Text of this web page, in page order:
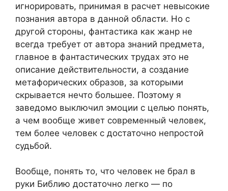
игнорировать, принимая в расчет невысокие
познания автора в данной области. Но с
другой стороны, фантастика как жанр не
всегда требует от автора знаний предмета,
главное в фантастических трудах это не
описание действительности, а создание
метафорических образов, за которыми
скрывается нечто большее. Поэтому я
заведомо выключил эмоции с целью понять,
а чем вообще живет современный человек,
тем более человек с достаточно непростой
судьбой.
Вообще, понять то, что человек не брал в
руки Библию достаточно легко — по